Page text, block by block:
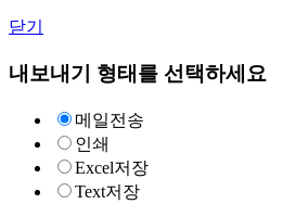
닫기
내보내기 형태를 선택하세요
메일전송
인쇄
Excel저장
Text저장